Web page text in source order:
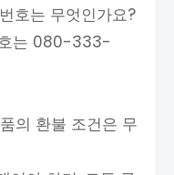
호는 무엇인가요?
호는 080-333-
의 환불 조건은 무